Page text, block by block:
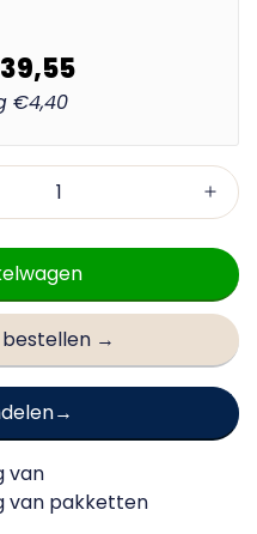
€4,40
→
van
van pakketten